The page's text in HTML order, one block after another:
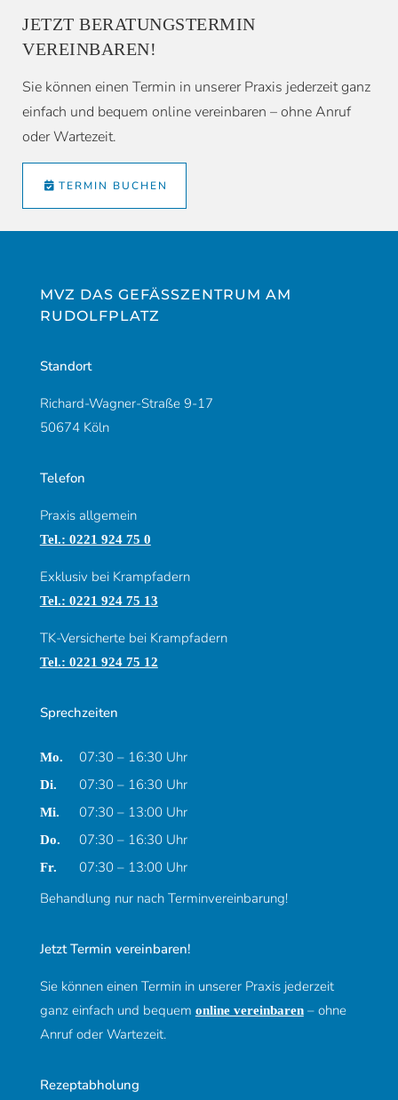
JETZT BERATUNGSTERMIN
VEREINBAREN!
Sie können einen Termin in unserer Praxis jederzeit ganz
einfach und bequem online vereinbaren – ohne Anruf
oder Wartezeit.
TERMIN BUCHEN
MVZ DAS GEFÄSSZENTRUM AM R
UDOLFPLATZ
Standort
Richard-Wagner-Straße 9-17
50674 Köln
Telefon
Praxis allgemein
Tel.: 0221 924 75 0
Exklusiv bei Krampfadern
Tel.: 0221 924 75 13
TK-Versicherte bei Krampfadern
Tel.: 0221 924 75 12
Sprechzeiten
Mo. Montag
07:30 – 16:30 Uhr
Di. Dienstag
07:30 – 16:30 Uhr
Mi. Mittwoch
07:30 – 13:00 Uhr
Do. Donnerstag
07:30 – 16:30 Uhr
Fr. Freitag07:30 – 13:00 Uhr
Behandlung nur nach Terminvereinbarung!
Jetzt Termin vereinbaren!
Sie können einen Termin in unserer Praxis jederzeit
ganz einfach und bequem online vereinbaren– ohne
Anruf oder Wartezeit.
Rezeptabholung